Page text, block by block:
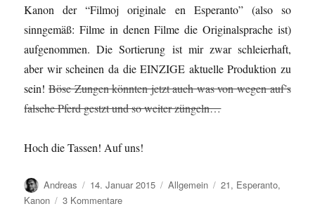
Kanon der “Filmoj originale en Esperanto” (also so
sinngemäß: Filme in denen Filme die Originalsprache ist)
aufgenommen. Die Sortierung ist mir zwar schleierhaft,
aber wir scheinen da die EINZIGE aktuelle Produktion zu
sein!Böse Zungen könnten jetzt auch was von wegen auf’s
falsche Pferd gestzt und so weiter züngeln…
Hoch die Tassen! Auf uns!
Autor
Andreas
Veröffentlicht
am
14. Januar 2015 Kategorien
Allgemein Schlagwörter
21, Esperanto,
Kanon
3 Kommentarezu